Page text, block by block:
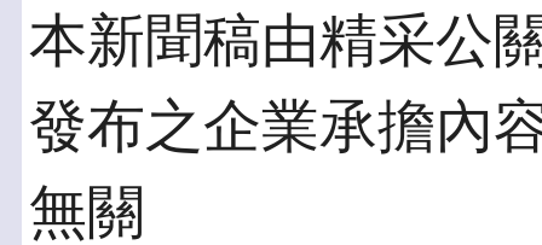
本新聞稿由精采公
發布之企業承擔內
無關